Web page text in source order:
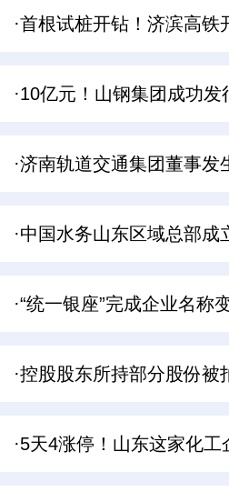
·首根试桩开钻！济滨高铁
·10亿元！山钢集团成功
·济南轨道交通集团董事发
·中国水务山东区域总部成
·“统一银座”完成企业名称
·控股股东所持部分股份
·5天4涨停！山东这家化